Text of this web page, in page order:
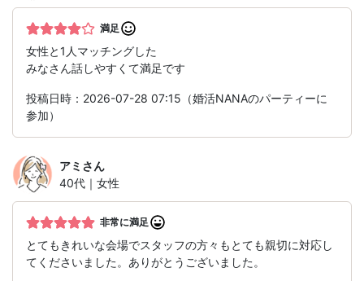
満足
女性と1人マッチングした
みなさん話しやすくて満足です
投稿日時：2026-07-28 07:15（婚活NANAのパーティーに
参加）
アミ さん
40代｜女性
非常に満足
とてもきれいな会場でスタッフの方々もとても親切に対応し
てくださいました。ありがとうございました。